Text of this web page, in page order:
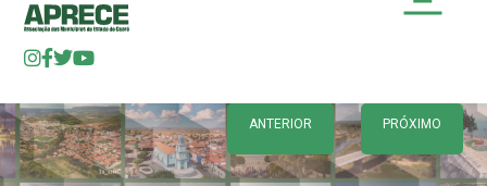
ANTERIOR PRÓXIMO